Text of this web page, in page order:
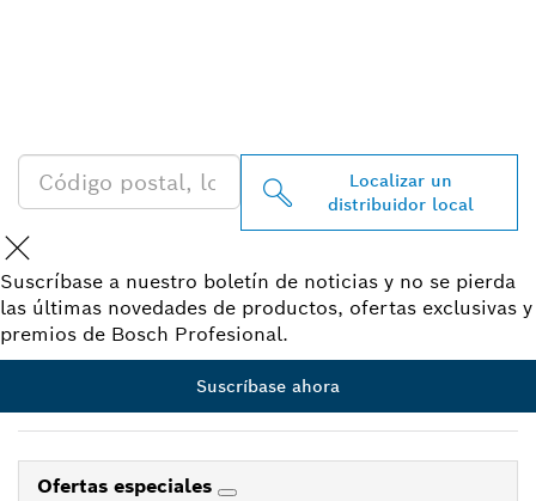
Localizar un
distribuidor local
Suscríbase a nuestro boletín de noticias y no se pierda
las últimas novedades de productos, ofertas exclusivas y
premios de Bosch Profesional.
Suscríbase ahora
Ofertas especiales